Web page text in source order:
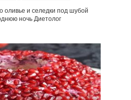
оливье и селедки под шубой
ночь Диетолог